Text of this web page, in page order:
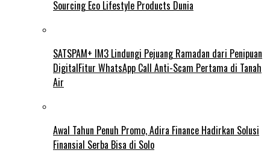
Sourcing Eco Lifestyle Products Dunia
SATSPAM+ IM3 Lindungi Pejuang Ramadan dari Penipuan
DigitalFitur WhatsApp Call Anti-Scam Pertama di Tanah
Air
Awal Tahun Penuh Promo, Adira Finance Hadirkan Solusi
Finansial Serba Bisa di Solo